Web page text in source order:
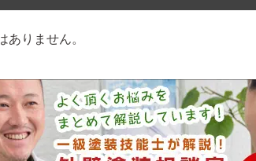
ありません。